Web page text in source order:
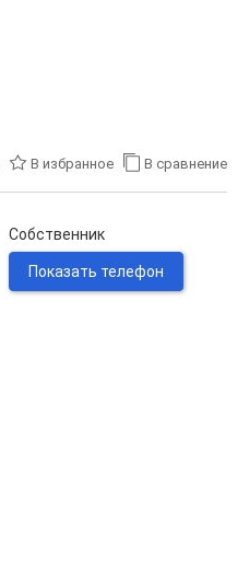
В избранное В сравнение
Собственник
Показать телефон